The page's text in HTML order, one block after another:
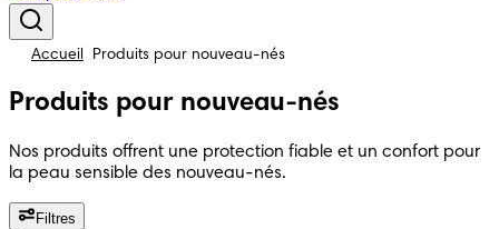
Accueil Produits pour nouveau-nés
Produits pour nouveau-nés
Nos produits offrent une protection fiable et un confort pour
la peau sensible des nouveau-nés.
Filtres